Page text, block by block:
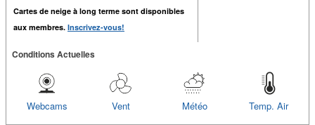
Cartes de neige à long terme sont disponibles
aux membres. Inscrivez-vous!
Conditions Actuelles
Temp. Air
Météo
Vent
Webcams